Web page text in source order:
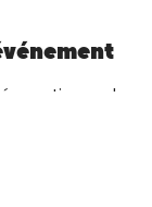
sur le